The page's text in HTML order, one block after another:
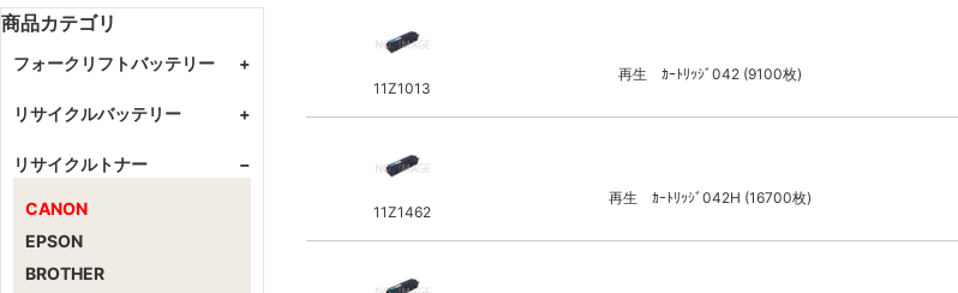
商品カテゴリ
フォークリフトバッテリー +
GSユアサ
リーチ式
リーチ式
カウンター式
エナジーウィズ（新神戸）
リーチ式
カウンター式
リサイクルバッテリー +
MAKITA
RYOBI
リサイクルトナー −
CANON
EPSON
BROTHER
11Z1013
再生 ｶｰﾄﾘｯｼﾞ042 (9100枚)
11Z1462
再生 ｶｰﾄﾘｯｼﾞ042H (16700枚)